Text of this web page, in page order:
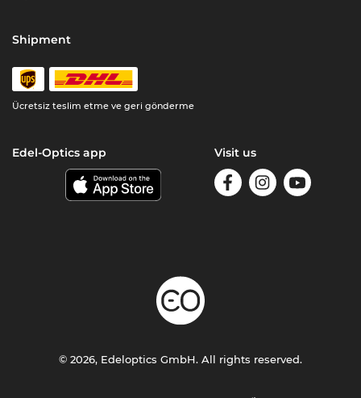
Shipment
Ücretsiz teslim etme ve geri gönderme
Edel-Optics app Visit us
© 2026, Edeloptics GmbH. All rights reserved.